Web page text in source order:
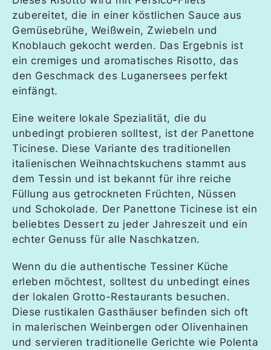
zubereitet, die in einer köstlichen Sauce aus
Gemüsebrühe, Weißwein, Zwiebeln und
Knoblauch gekocht werden. Das Ergebnis ist
ein cremiges und aromatisches Risotto, das
den Geschmack des Luganersees perfekt
einfängt.
Eine weitere lokale Spezialität, die du
unbedingt probieren solltest, ist der Panettone
Ticinese. Diese Variante des traditionellen
italienischen Weihnachtskuchens stammt aus
dem Tessin und ist bekannt für ihre reiche
Füllung aus getrockneten Früchten, Nüssen
und Schokolade. Der Panettone Ticinese ist ein
beliebtes Dessert zu jeder Jahreszeit und ein
echter Genuss für alle Naschkatzen.
Wenn du die authentische Tessiner Küche
erleben möchtest, solltest du unbedingt eines
der lokalen Grotto-Restaurants besuchen.
Diese rustikalen Gasthäuser befinden sich oft
in malerischen Weinbergen oder Olivenhainen
und servieren traditionelle Gerichte wie Polenta